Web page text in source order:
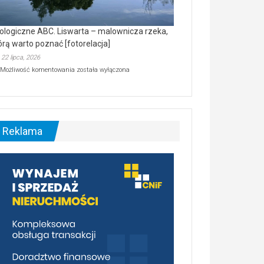
ABC. Liswarta – malownicza rzeka,
warto poznać [fotorelacja]
22 lipca, 2026
Możliwość komentowania Ekologiczne
–
malownicza
[fotorelacja]
została wyłączona
Reklama